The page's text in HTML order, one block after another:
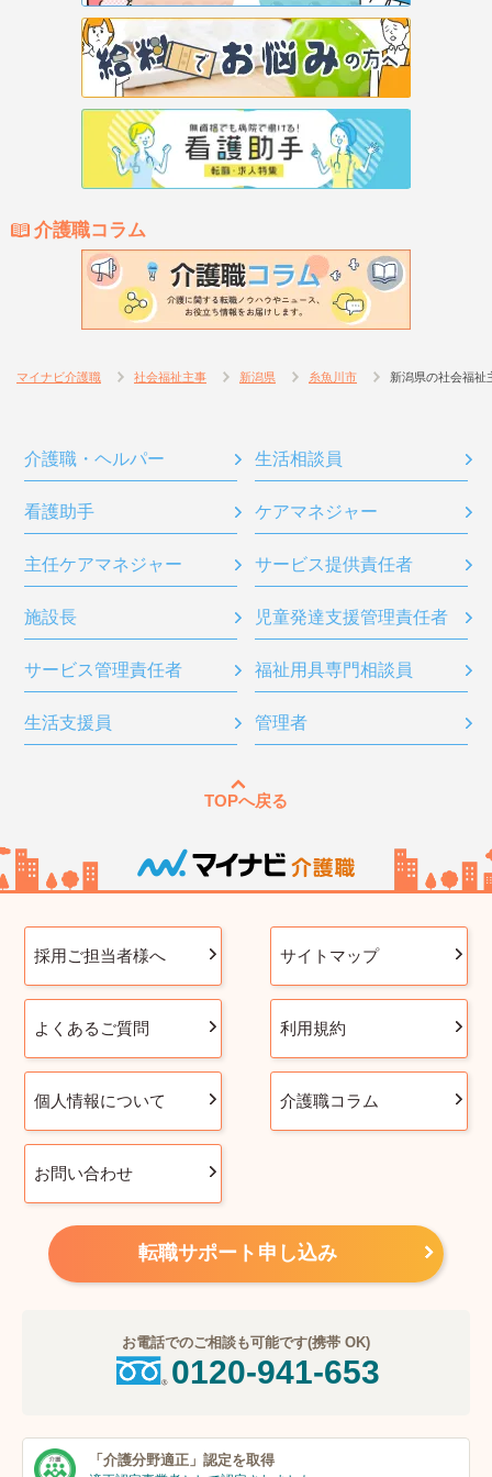
介護職コラム
マイナビ介護職 社会福祉主事 新潟県 糸魚川市 新潟県の社会福祉
介護職・ヘルパー 生活相談員
看護助手 ケアマネジャー
主任ケアマネジャー サービス提供責任者
施設長 児童発達支援管理責任者
サービス管理責任者 福祉用具専門相談員
生活支援員 管理者
TOPへ戻る
採用ご担当者様へ サイトマップ
よくあるご質問 利用規約
個人情報について 介護職コラム
お問い合わせ
転職サポート申し込み
お電話でのご相談も可能です(携帯 OK)
0120-941-653
「介護分野適正」 認定を取得